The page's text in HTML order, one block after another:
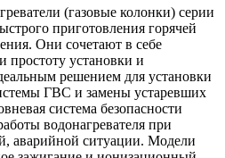
(газовые колонки) серии
приготовления горячей
Они сочетают в себе
простоту установки и
решением для установки
ГВС и замены устаревших
система безопасности
водонагревателя при
аварийной ситуации. Модели